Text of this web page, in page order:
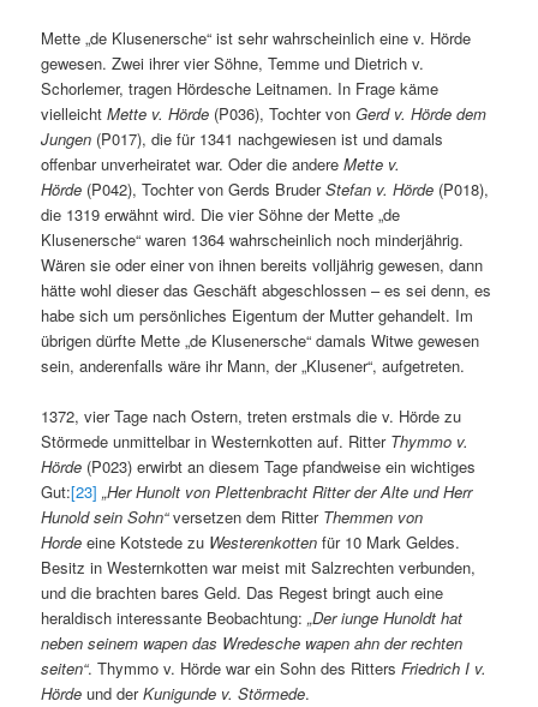
Mette „de Klusenersche“ ist sehr wahrscheinlich eine v. Hörde
gewesen. Zwei ihrer vier Söhne, Temme und Dietrich v.
Schorlemer, tragen Hördesche Leitnamen. In Frage käme
vielleichtMette v. Hörde (P036), Tochter vonGerd v. Hörde dem
Jungen (P017), die für 1341 nachgewiesen ist und damals
offenbar unverheiratet war. Oder die andereMette v.
Hörde (P042), Tochter von Gerds BruderStefan v. Hörde (P018),
die 1319 erwähnt wird. Die vier Söhne der Mette „de
Klusenersche“ waren 1364 wahrscheinlich noch minderjährig.
Wären sie oder einer von ihnen bereits volljährig gewesen, dann
hätte wohl dieser das Geschäft abgeschlossen – es sei denn, es
habe sich um persönliches Eigentum der Mutter gehandelt. Im
übrigen dürfte Mette „de Klusenersche“ damals Witwe gewesen
sein, anderenfalls wäre ihr Mann, der „Klusener“, aufgetreten.
1372, vier Tage nach Ostern, treten erstmals die v. Hörde zu
Störmede unmittelbar in Westernkotten auf. Ritter Thymmo v.
Hörde (P023) erwirbt an diesem Tage pfandweise ein wichtiges
Gut:[23] „Her Hunolt von Plettenbracht Ritter der Alte und Herr
Hunold sein Sohn“versetzen dem Ritter Themmen von
Horde eine Kotstede zu Westerenkotten für 10 Mark Geldes.
Besitz in Westernkotten war meist mit Salzrechten verbunden,
und die brachten bares Geld. Das Regest bringt auch eine
heraldisch interessante Beobachtung:„Der iunge Hunoldt hat
neben seinem wapen das Wredesche wapen ahn der rechten
seiten“. Thymmo v. Hörde war ein Sohn des RittersFriedrich I v.
Hörde und derKunigunde v. Störmede.